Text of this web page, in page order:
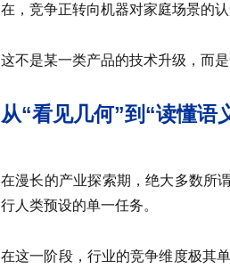
在，竞争正转向机器对家庭场景的
这不是某一类产品的技术升级，而
从“看见几何”到“读懂语
在漫长的产业探索期，绝大多数所
行人类预设的单一任务。
在这一阶段，行业的竞争维度极其